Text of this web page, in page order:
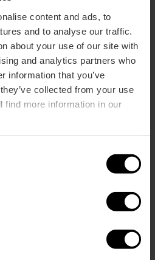
content and ads, to
and to analyse our traffic.
about your use of our site with
and analytics partners who
information that you’ve
collected from your use
find more information in our
pour les touristes